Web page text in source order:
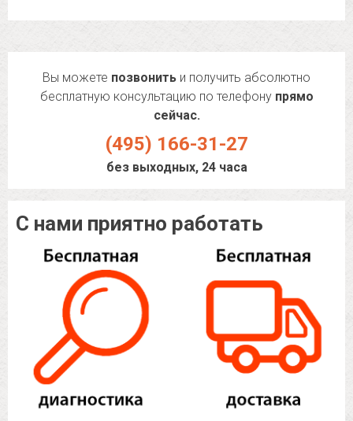
Вы можете позвонить и получить абсолютно
бесплатную консультацию по телефону прямо
сейчас.
(495) 166-31-27
без выходных, 24 часа
С нами приятно работать